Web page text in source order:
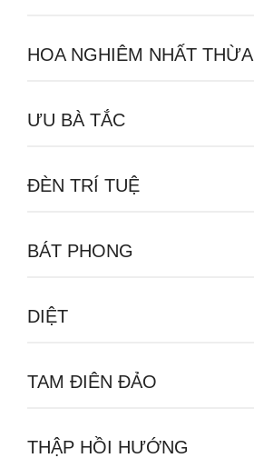
HOA NGHIÊM NHẤT THỪA
ƯU BÀ TẮC
ĐÈN TRÍ TUỆ
BÁT PHONG
DIỆT
TAM ĐIÊN ĐẢO
THẬP HỒI HƯỚNG